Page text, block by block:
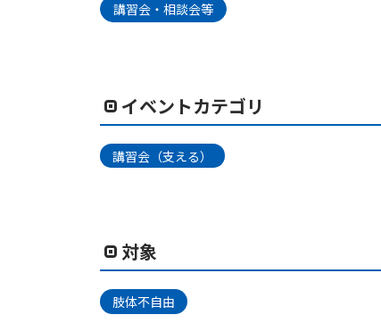
講習会・相談会等
イベントカテゴリ
講習会（支える）
対象
肢体不自由